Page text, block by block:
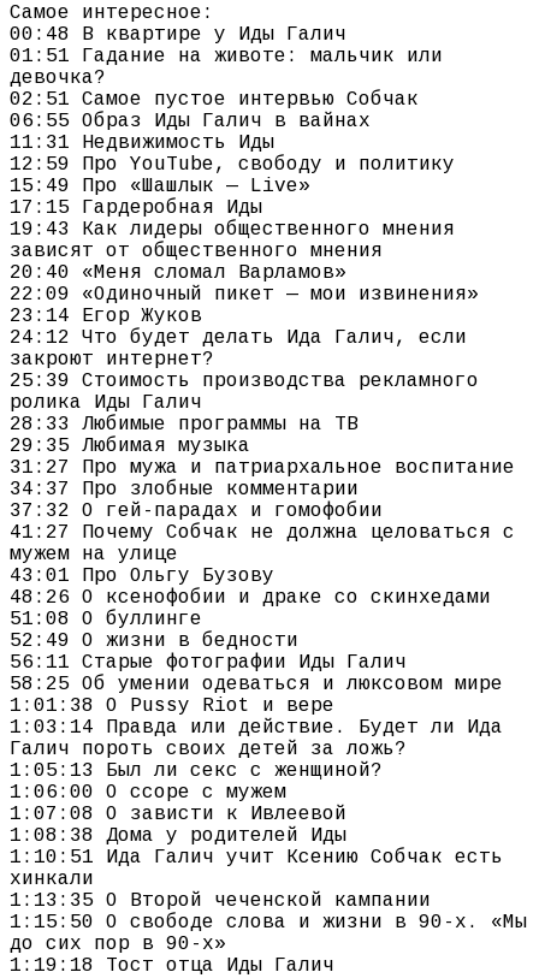
Самое интересное:
00:48 В квартире у Иды Галич
01:51 Гадание на животе: мальчик или
девочка?
02:51 Самое пустое интервью Собчак
06:55 Образ Иды Галич в вайнах
11:31 Недвижимость Иды
12:59 Про YouTube, свободу и политику
15:49 Про «Шашлык — Live»
17:15 Гардеробная Иды
19:43 Как лидеры общественного мнения
зависят от общественного мнения
20:40 «Меня сломал Варламов»
22:09 «Одиночный пикет — мои извинения»
23:14 Егор Жуков
24:12 Что будет делать Ида Галич, если
закроют интернет?
25:39 Стоимость производства рекламного
ролика Иды Галич
28:33 Любимые программы на ТВ
29:35 Любимая музыка
31:27 Про мужа и патриархальное воспитание
34:37 Про злобные комментарии
37:32 О гей-парадах и гомофобии
41:27 Почему Собчак не должна целоваться с
мужем на улице
43:01 Про Ольгу Бузову
48:26 О ксенофобии и драке со скинхедами
51:08 О буллинге
52:49 О жизни в бедности
56:11 Старые фотографии Иды Галич
58:25 Об умении одеваться и люксовом мире
1:01:38 О Pussy Riot и вере
1:03:14 Правда или действие. Будет ли Ида
Галич пороть своих детей за ложь?
1:05:13 Был ли секс с женщиной?
1:06:00 О ссоре с мужем
1:07:08 О зависти к Ивлеевой
1:08:38 Дома у родителей Иды
1:10:51 Ида Галич учит Ксению Собчак есть
хинкали
1:13:35 О Второй чеченской кампании
1:15:50 О свободе слова и жизни в 90-х. «Мы
до сих пор в 90-х»
1:19:18 Тост отца Иды Галич